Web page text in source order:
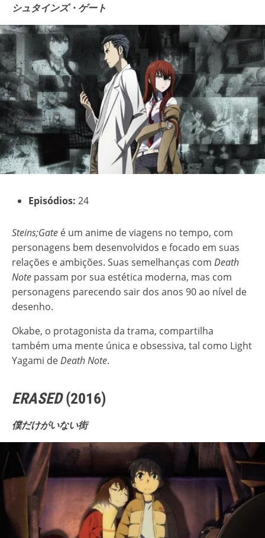
シュタインズ・ゲート
Episódios: 24
Steins;Gate é um anime de viagens no tempo, com
personagens bem desenvolvidos e focado em suas
relações e ambições. Suas semelhanças com Death
Note passam por sua estética moderna, mas com
personagens parecendo sair dos anos 90 ao nível de
desenho.
Okabe, o protagonista da trama, compartilha
também uma mente única e obsessiva, tal como Light
Yagami deDeath Note.
ERASED(2016)
僕だけがいない街